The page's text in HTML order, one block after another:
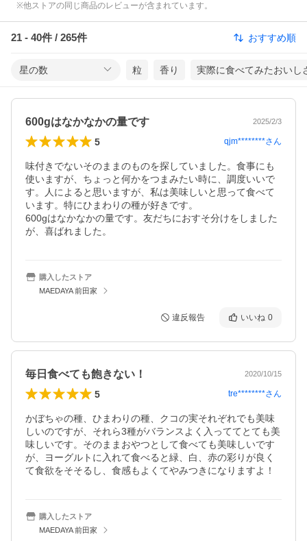
※他ストアの同じ商品のレビューが含まれています。
21 - 40件 / 265件 おすすめ順
星の数 粒 香り 実際に食べてみたおいし
600gはなかなかの量です 2025/2/3
5 qjm********さん
味付きでないそのままのものを探していました。食事にも
使いますが、ちょっと何かをつまみたい時に、調度いいで
す。人によると思いますが、私は美味しいと思って食べて
います。特にひまわりの種が好きです。
600gはなかなかの量です。友だちにおすそ分けをしました
が、喜ばれました。
購入したストア
MAEDAYA 前田家
違反報告 いいね 0
毎日食べても飽きない！ 2020/10/15
5 tre********さん
かぼちゃの種、ひまわりの種、クコの実それぞれでも美味
しいのですが、それら3種がバランスよく入っててとても美
味しいです。そのままおやつとして食べても美味しいです
が、ヨーグルトに入れて食べると緑、白、赤の彩りが良く
て食欲をそそるし、食感もよくてやみつきになりますよ！
購入したストア
MAEDAYA 前田家